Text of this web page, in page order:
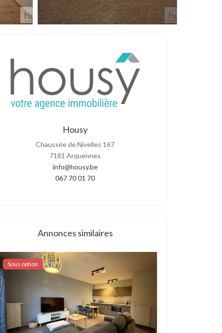
Housy
Chaussée de Nivelles 167
7181 Arquennes
info@housy.be
067 70 01 70
Annonces similaires
Sous option